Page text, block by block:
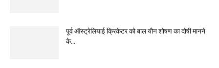
पूर्व ऑस्ट्रेलियाई क्रिकेटर को बाल यौन शोषण का दोषी मानने
के...